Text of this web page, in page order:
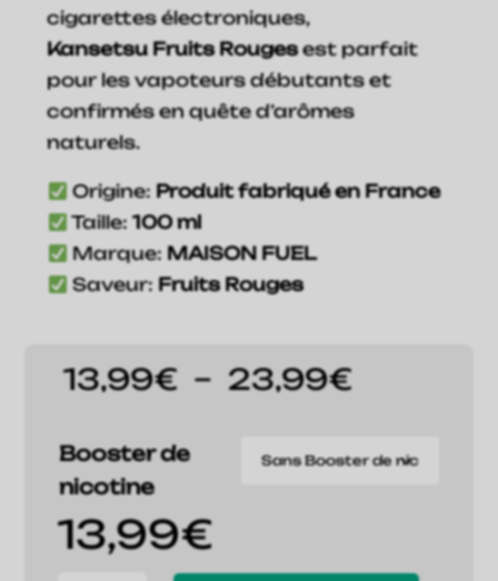
cigarettes électroniques,
Kansetsu Fruits Rougesest parfait
pour les vapoteurs débutants et
confirmés en quête d’arômes
naturels.
Origine: Produit fabriqué en France
Taille:100 ml
Marque: MAISON FUEL
Saveur: Fruits Rouges
13,99€ – 23,99€Plage
13,99€
Booster de
nicotine
13,99€